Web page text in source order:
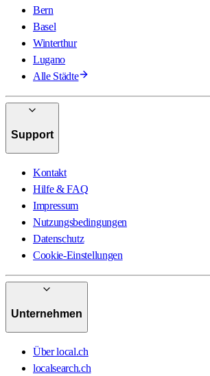
Bern
Basel
Winterthur
Lugano
Alle Städte
Support
Kontakt
Hilfe & FAQ
Impressum
Nutzungsbedingungen
Datenschutz
Cookie-Einstellungen
Unternehmen
Über local.ch
localsearch.ch